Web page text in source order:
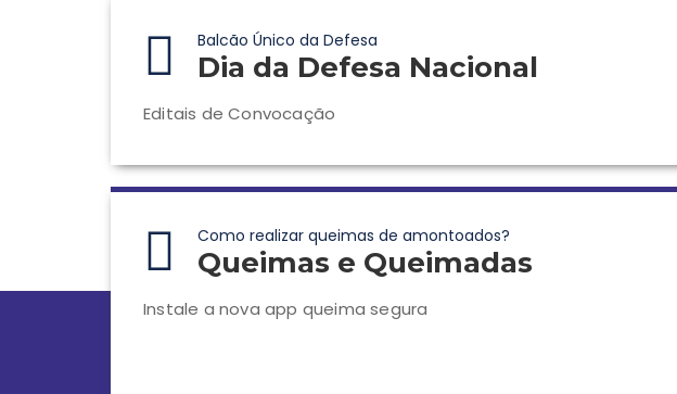
Balcão Único da Defesa
Dia da Defesa Nacional
Editais de Convocação
Como realizar queimas de amontoados?
Queimas e Queimadas
Instale a nova app queima segura